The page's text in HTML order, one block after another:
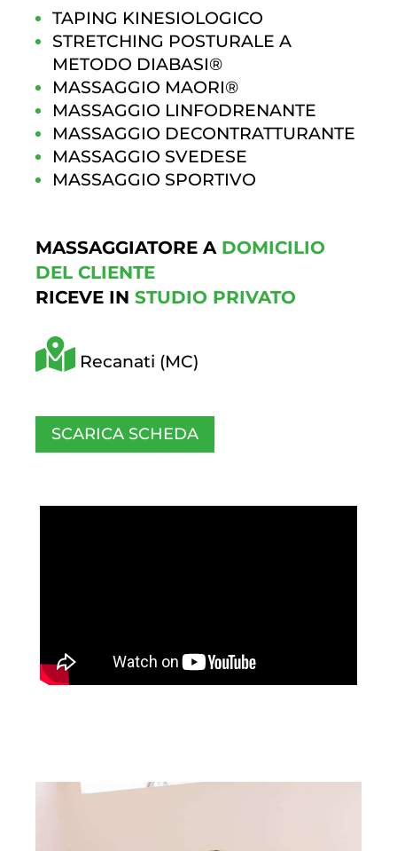
TAPING KINESIOLOGICO
STRETCHING POSTURALE A
METODO DIABASI®
MASSAGGIO MAORI®
MASSAGGIO LINFODRENANTE
MASSAGGIO DECONTRATTURANTE
MASSAGGIO SVEDESE
MASSAGGIO SPORTIVO
MASSAGGIATORE A DOMICILIO
DEL CLIENTE
RICEVE IN STUDIO PRIVATO
Recanati (MC)
SCARICA SCHEDA